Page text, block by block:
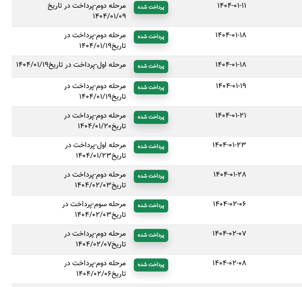
1404-01-11 پرداخت شده
مرحله دوم-پرداخت در تاریخ
1404/01/09
1404-01-18 پرداخت شده
مرحله دوم-پرداخت در
تاریخ1404/01/19
1404-01-18 پرداخت شده
مرحله اول-پرداخت در تاریخ1404/01/19
1404-01-19 پرداخت شده
مرحله دوم-پرداخت در
تاریخ1404/01/19
1404-01-21 پرداخت شده
مرحله دوم-پرداخت در
تاریخ1404/01/20
1404-01-23 پرداخت شده
مرحله اول-پرداخت در
تاریخ1404/01/23
1404-01-28 پرداخت شده
مرحله دوم-پرداخت در
تاریخ1404/02/03
1404-02-06 پرداخت شده
مرحله سوم-پرداخت در
تاریخ1404/02/03
1404-02-07 پرداخت شده
مرحله دوم-پرداخت در
تاریخ1404/02/07
1404-02-08 پرداخت شده
مرحله دوم-پرداخت در
تاریخ1404/02/06